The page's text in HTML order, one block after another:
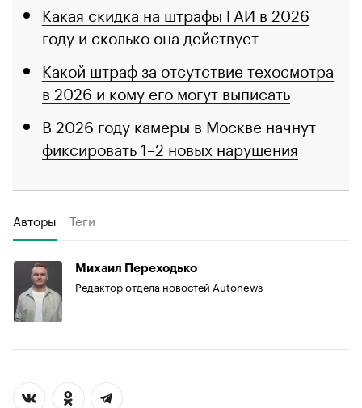
Какая скидка на штрафы ГАИ в 2026
году и сколько она действует
Какой штраф за отсутствие техосмотра
в 2026 и кому его могут выписать
В 2026 году камеры в Москве начнут
фиксировать 1–2 новых нарушения
Авторы Теги
Михаил Переходько
Редактор отдела новостей Autonews